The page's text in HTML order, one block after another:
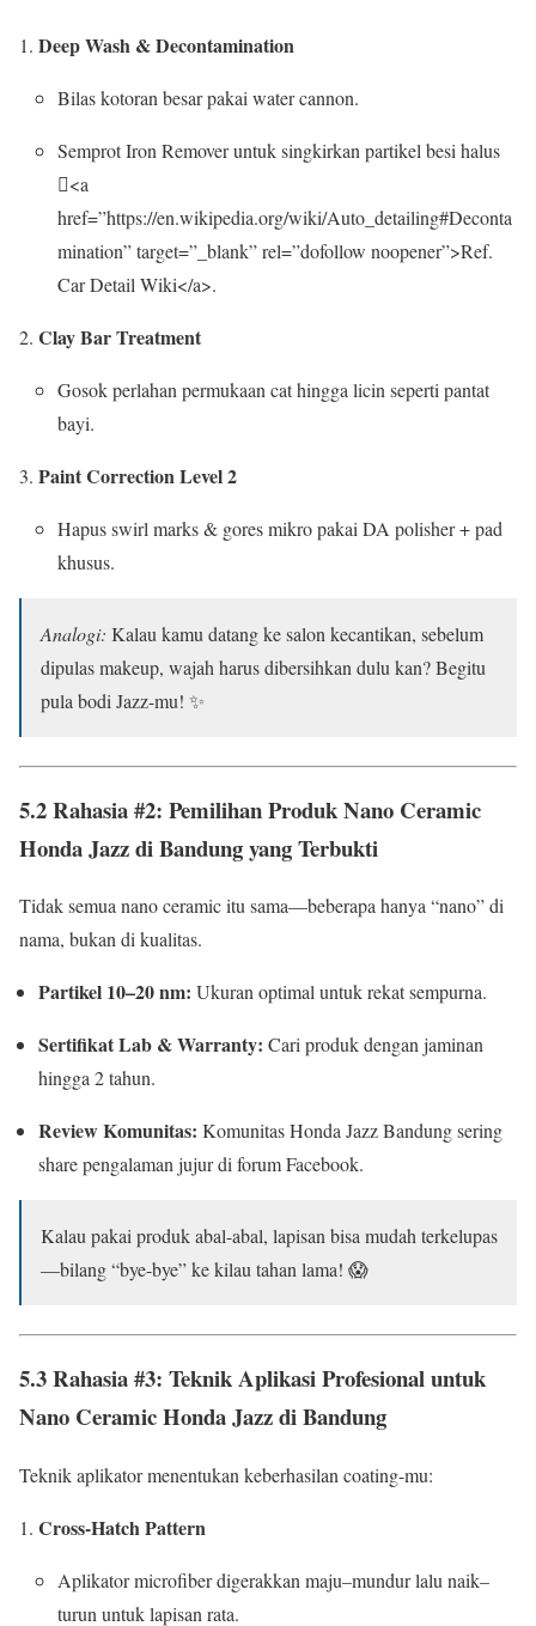
Deep Wash & Decontamination
Bilas kotoran besar pakai water cannon.
Semprot Iron Remover untuk singkirkan partikel besi halus
<a
href=”https://en.wikipedia.org/wiki/Auto_detailing#Deconta
mination” target=”_blank” rel=”dofollow noopener”>Ref.
Car Detail Wiki</a>.
Clay Bar Treatment
Gosok perlahan permukaan cat hingga licin seperti pantat
bayi.
Paint Correction Level 2
Hapus swirl marks & gores mikro pakai DA polisher + pad
khusus.
Analogi: Kalau kamu datang ke salon kecantikan, sebelum
dipulas makeup, wajah harus dibersihkan dulu kan? Begitu
pula bodi Jazz-mu! ✨
5.2 Rahasia #2: Pemilihan ProdukNano Ceramic
Honda Jazz di Bandungyang Terbukti
Tidak semua nano ceramic itu sama—beberapa hanya “nano” di
nama, bukan di kualitas.
Partikel 10–20 nm: Ukuran optimal untuk rekat sempurna.
Sertifikat Lab & Warranty: Cari produk dengan jaminan
hingga 2 tahun.
Review Komunitas: Komunitas Honda Jazz Bandung sering
share pengalaman jujur di forum Facebook.
Kalau pakai produk abal-abal, lapisan bisa mudah terkelupas
—bilang “bye-bye” ke kilau tahan lama! 😱
5.3 Rahasia #3: Teknik Aplikasi Profesional untuk
Nano Ceramic Honda Jazz di Bandung
Teknik aplikator menentukan keberhasilan coating-mu:
Cross-Hatch Pattern
Aplikator microfiber digerakkan maju–mundur lalu naik–
turun untuk lapisan rata.